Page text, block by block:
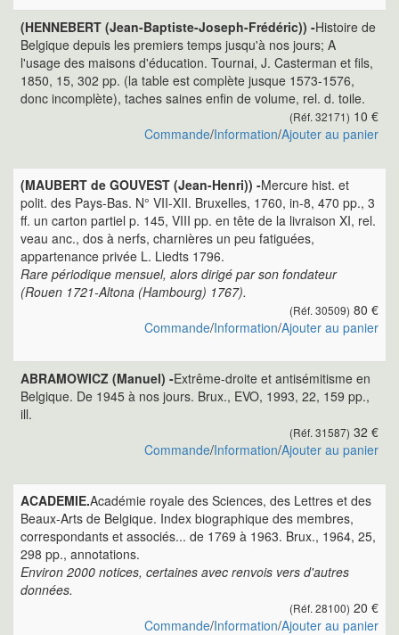
(HENNEBERT (Jean-Baptiste-Joseph-Frédéric)) -Histoire de
Belgique depuis les premiers temps jusqu'à nos jours; A
l'usage des maisons d'éducation. Tournai, J. Casterman et fils,
1850, 15, 302 pp. (la table est complète jusque 1573-1576,
donc incomplète), taches saines enfin de volume, rel. d. toile.
(Réf. 32171) 10 €
Commande/Information/Ajouter au panier
(MAUBERT de GOUVEST (Jean-Henri)) -Mercure hist. et
polit. des Pays-Bas. N° VII-XII. Bruxelles, 1760, in-8, 470 pp., 3
ff. un carton partiel p. 145, VIII pp. en tête de la livraison XI, rel.
veau anc., dos à nerfs, charnières un peu fatiguées,
appartenance privée L. Liedts 1796.
Rare périodique mensuel, alors dirigé par son fondateur
(Rouen 1721-Altona (Hambourg) 1767).
(Réf. 30509) 80 €
Commande/Information/Ajouter au panier
ABRAMOWICZ (Manuel) -Extrême-droite et antisémitisme en
Belgique. De 1945 à nos jours. Brux., EVO, 1993, 22, 159 pp.,
ill.
(Réf. 31587) 32 €
Commande/Information/Ajouter au panier
ACADEMIE.Académie royale des Sciences, des Lettres et des
Beaux-Arts de Belgique. Index biographique des membres,
correspondants et associés... de 1769 à 1963. Brux., 1964, 25,
298 pp., annotations.
Environ 2000 notices, certaines avec renvois vers d'autres
données.
(Réf. 28100) 20 €
Commande/Information/Ajouter au panier